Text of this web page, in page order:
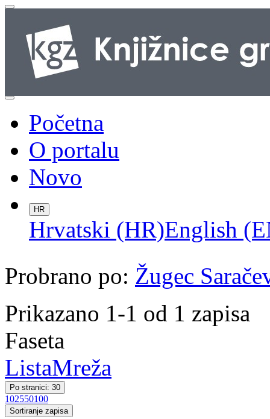
Početna
O portalu
Novo
HR
Hrvatski (HR)English
Probrano po: Žugec
Prikazano 1-1 od 1 zapisa
Faseta
ListaMreža
Po stranici: 30
102550100
Sortiranje zapisa